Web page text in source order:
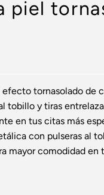
piel
tornasolado de
tobillo y tiras
en tus citas más
con pulseras al
mayor comodidad en